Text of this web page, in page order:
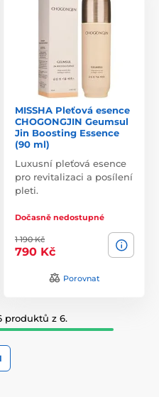
MISSHA Pleťová esence
CHOGONGJIN Geumsul
Jin Boosting Essence
(90 ml)
Luxusní pleťová esence
pro revitalizaci a posílení
pleti.
Dočasně nedostupné
1 190 Kč
790 Kč
Porovnat
produktů z 6.